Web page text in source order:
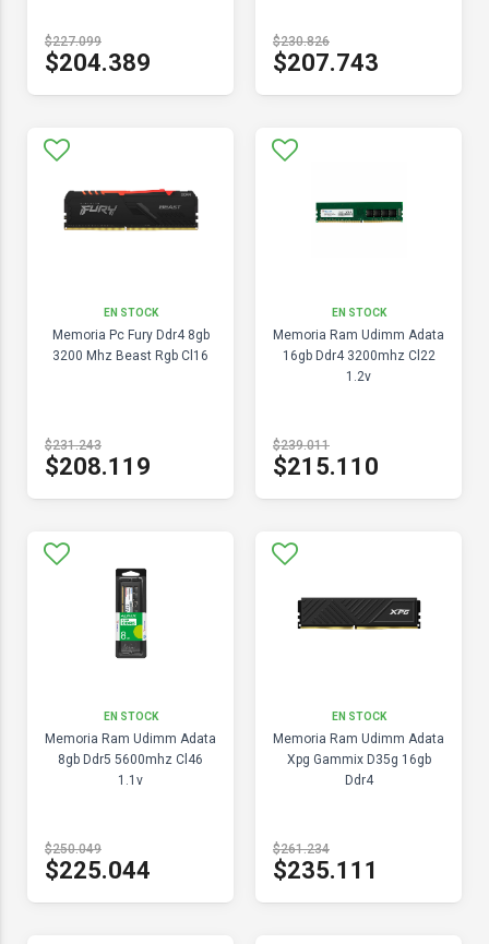
$227.099
$204.389
$230.826
$207.743
EN STOCK
Memoria Pc Fury Ddr4 8gb
3200 Mhz Beast Rgb Cl16
$231.243
$208.119
EN STOCK
Memoria Ram Udimm Adata
16gb Ddr4 3200mhz Cl22
1.2v
$239.011
$215.110
EN STOCK
Memoria Ram Udimm Adata
8gb Ddr5 5600mhz Cl46
1.1v
$250.049
$225.044
EN STOCK
Memoria Ram Udimm Adata
Xpg Gammix D35g 16gb
Ddr4
$261.234
$235.111